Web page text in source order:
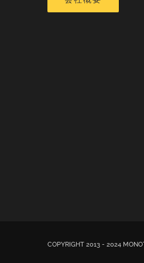
COPYRIGHT 2013 - 2024